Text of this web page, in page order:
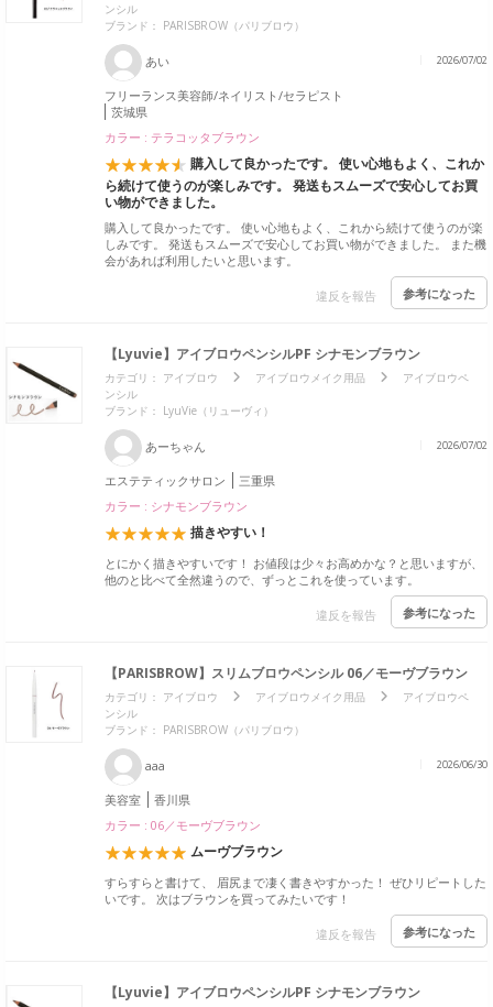
ンシル
ブランド： PARISBROW（パリブロウ）
あい 2026/07/02
フリーランス美容師/ネイリスト/セラピスト
茨城県
カラー : テラコッタブラウン
購入して良かったです。 使い心地もよく、これか
ら続けて使うのが楽しみです。 発送もスムーズで安心してお買
い物ができました。
購入して良かったです。 使い心地もよく、これから続けて使うのが楽
しみです。 発送もスムーズで安心してお買い物ができました。 また機
会があれば利用したいと思います。
違反を報告 参考になった
【Lyuvie】アイブロウペンシルPF シナモンブラウン
カテゴリ： アイブロウ アイブロウメイク用品
アイブロウペ
ンシル
ブランド： LyuVie（リューヴィ）
あーちゃん 2026/07/02
エステティックサロン
三重県
カラー : シナモンブラウン
描きやすい！
とにかく描きやすいです！ お値段は少々お高めかな？と思いますが、
他のと比べて全然違うので、ずっとこれを使っています。
違反を報告 参考になった
【PARISBROW】スリムブロウペンシル 06／モーヴブラウン
カテゴリ： アイブロウ アイブロウメイク用品
アイブロウペ
ンシル
ブランド： PARISBROW（パリブロウ）
aaa 2026/06/30
美容室
香川県
カラー : 06／モーヴブラウン
ムーヴブラウン
すらすらと書けて、 眉尻まで凄く書きやすかった！ ぜひリピートした
いです。 次はブラウンを買ってみたいです！
違反を報告 参考になった
【Lyuvie】アイブロウペンシルPF シナモンブラウン